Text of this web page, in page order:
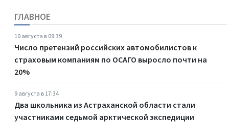
ГЛАВНОЕ
10 августа в 09:39
Число претензий российских автомобилистов к
страховым компаниям по ОСАГО выросло почти на
20%
9 августа в 17:34
Два школьника из Астраханской области стали
участниками седьмой арктической экспедиции